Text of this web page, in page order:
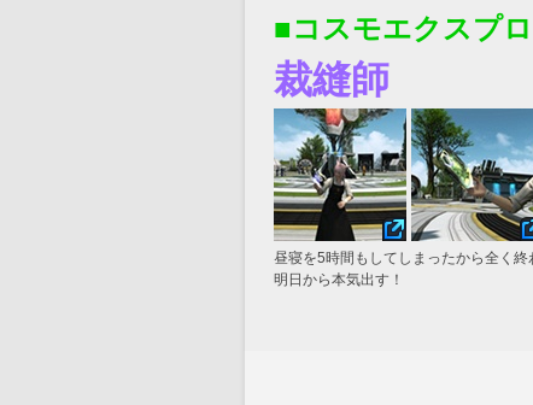
■コスモエクスプ
裁縫師
昼寝を5時間もしてしまったから全く終
明日から本気出す！